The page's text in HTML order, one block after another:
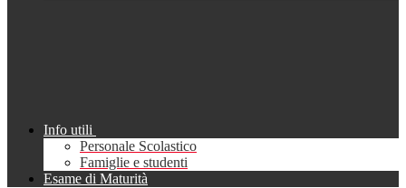
Info utili
Personale Scolastico
Famiglie e studenti
Esame di Maturità